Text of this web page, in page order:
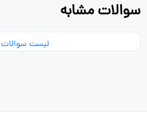
سوالات مشابه
لیست سوالات